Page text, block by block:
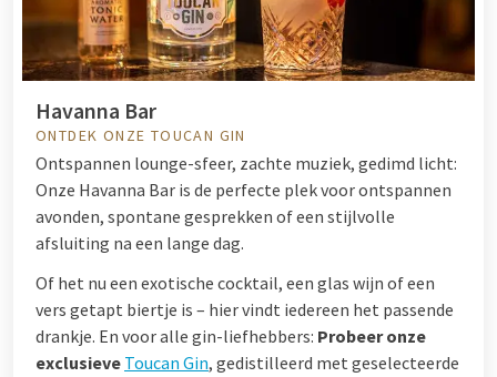
Havanna Bar
ONTDEK ONZE TOUCAN GIN
Ontspannen lounge-sfeer, zachte muziek, gedimd licht:
Onze Havanna Bar is de perfecte plek voor ontspannen
avonden, spontane gesprekken of een stijlvolle
afsluiting na een lange dag.
Of het nu een exotische cocktail, een glas wijn of een
vers getapt biertje is – hier vindt iedereen het passende
drankje. En voor alle gin-liefhebbers: Probeer onze
exclusieve Toucan Gin, gedistilleerd met geselecteerde